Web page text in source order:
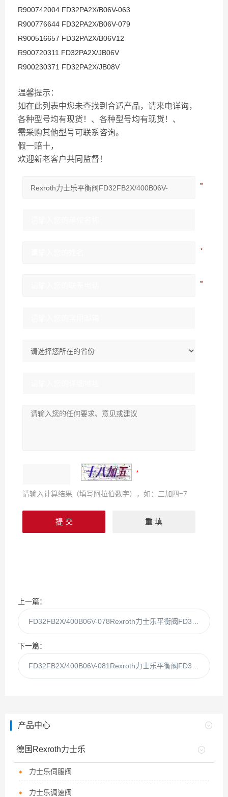
R900742004 FD32PA2X/B06V-063
R900776644 FD32PA2X/B06V-079
R900516657 FD32PA2X/B06V12
R900720311 FD32PA2X/JB06V
R900230371 FD32PA2X/JB08V
温馨提示：
如在此列表中您未查找到合适产品，请来电详询，
各种型号均有现货！、各种型号均有现货！、
需采购其他型号可联系咨询。
假一赔十，
欢迎新老客户共同监督！
请输入计算结果（填写阿拉伯数字），如：三加四=7
上一篇：
下一篇：
产品中心
德国Rexroth力士乐
力士乐伺服阀
力士乐调速阀